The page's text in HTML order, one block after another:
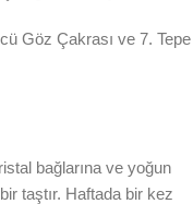
Göz Çakrası ve 7. Tepe
bağlarına ve yoğun
taştır. Haftada bir kez